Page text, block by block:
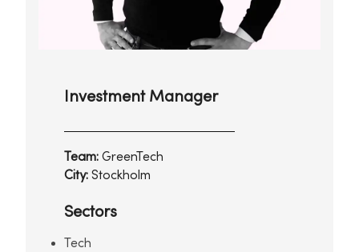
Investment Manager
Team: GreenTech
City: Stockholm
Sectors
Tech